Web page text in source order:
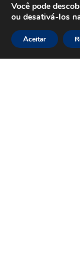
movimento
PROJETOS
Você pode
ou desativá-los
Aceitar